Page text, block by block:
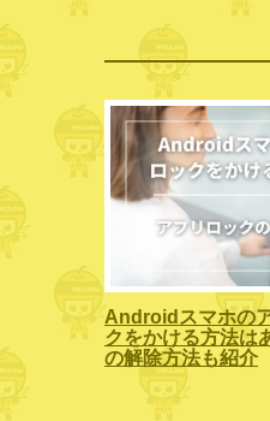
Androidスマホの
クをかける方法は
の解除方法も紹介